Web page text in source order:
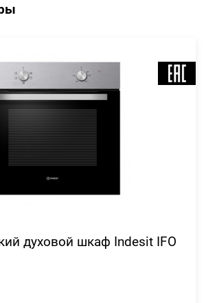
духовой шкаф Indesit IFO